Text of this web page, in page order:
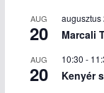
AUG
20
augusztus
Marcali
AUG
20
10:30 -
Kenyér